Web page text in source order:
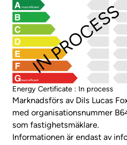
most efficient
least efficient
IN PROCESS
Energy Certificate : In process
Marknadsförs av Dils Lucas
med organisationsnummer
som fastighetsmäklare.
Informationen är endast av